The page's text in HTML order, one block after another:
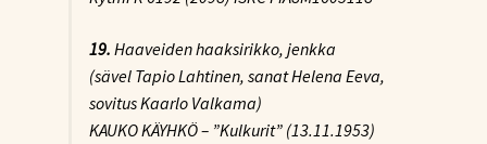
19. Haaveiden haaksirikko, jenkka
(sävel Tapio Lahtinen, sanat Helena Eeva,
sovitus Kaarlo Valkama)
KAUKO KÄYHKÖ – ”Kulkurit” (13.11.1953)